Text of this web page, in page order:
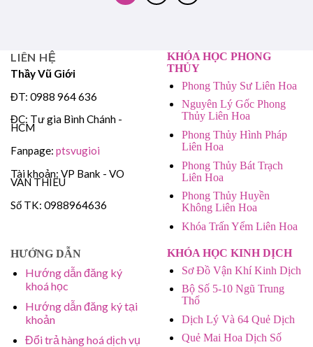
LIÊN HỆ
Thầy Vũ Giới
ĐT: 0988 964 636
ĐC: Tư gia Bình Chánh -
HCM
Fanpage: ptsvugioi
Tài khoản: VP Bank - VO
VAN THIEU
Số TK: 0988964636
HƯỚNG DẪN
Hướng dẫn đăng ký
khoá học
Hướng dẫn đăng ký tại
khoản
Đổi trả hàng hoá dịch vụ
KHÓA HỌC PHONG
THỦY
Phong Thủy Sư Liên Hoa
Nguyên Lý Gốc Phong
Thủy Liên Hoa
Phong Thủy Hình Pháp
Liên Hoa
Phong Thủy Bát Trạch
Liên Hoa
Phong Thủy Huyền
Không Liên Hoa
Khóa Trấn Yểm Liên Hoa
KHÓA HỌC KINH DỊCH
Sơ Đồ Vận Khí Kinh Dịch
Bộ Số 5-10 Ngũ Trung
Thổ
Dịch Lý Và 64 Quẻ Dịch
Quẻ Mai Hoa Dịch Số